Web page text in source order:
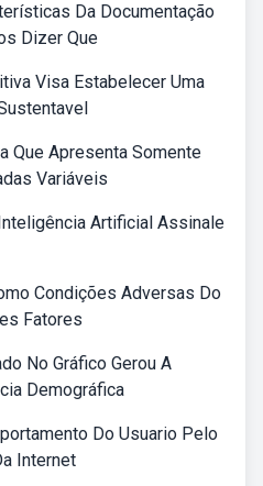
Da Documentação
Dizer Que
Visa Estabelecer Uma
Que Apresenta Somente
Variáveis
Artificial Assinale
Condições Adversas Do
Fatores
No Gráfico Gerou A
Demográfica
Do Usuario Pelo
Internet